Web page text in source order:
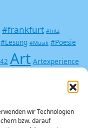
wir Technologien
bzw. darauf
#frankfurt #fritz
#Lesung #Musik #Poesie
42 Art Artexperience
Kunst